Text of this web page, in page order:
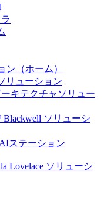
（ホーム）
リューション
キテクチャソリュー
ソリューシ
ステーション
Lovelace ソリューシ